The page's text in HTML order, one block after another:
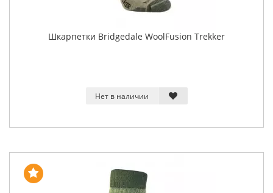
Шкарпетки Bridgedale WoolFusion Trekker
Нет в наличии